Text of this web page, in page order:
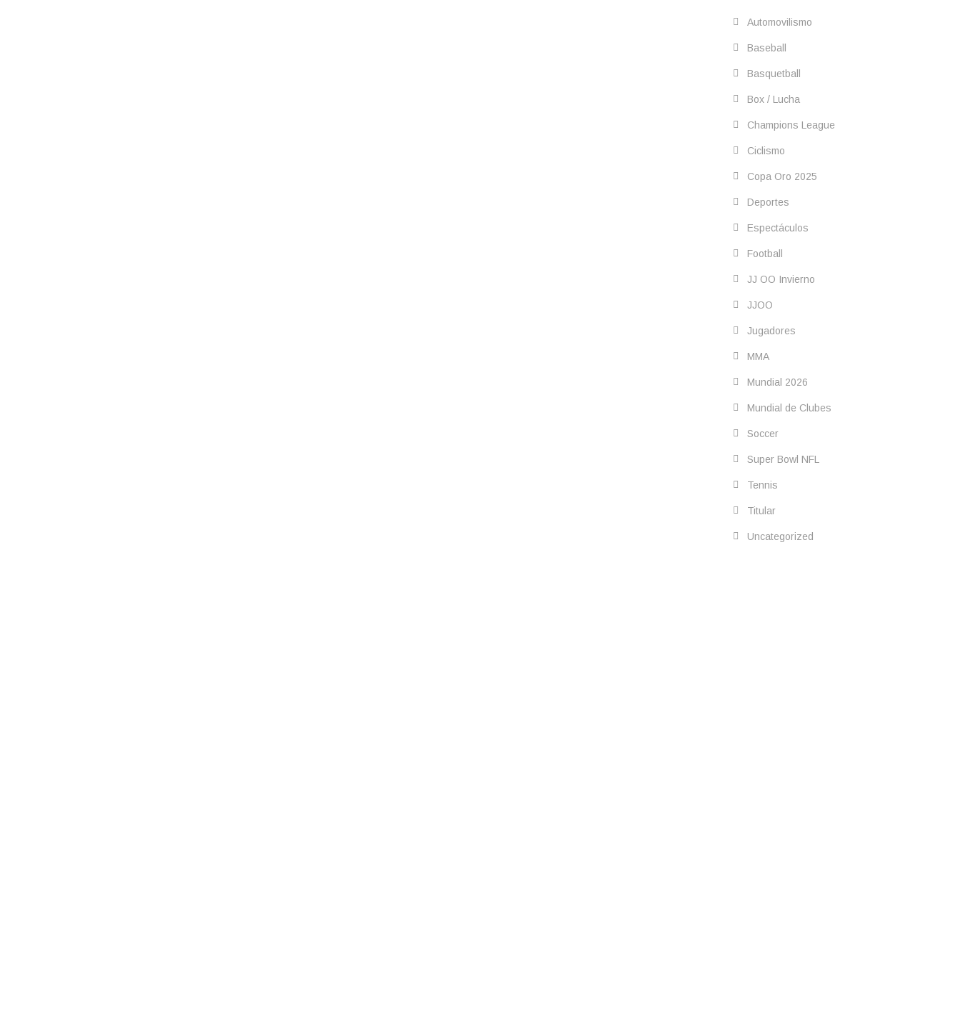
Automovilismo
Baseball
Basquetball
Box / Lucha
Champions League
Ciclismo
Copa Oro 2025
Deportes
Espectáculos
Football
JJ OO Invierno
JJOO
Jugadores
MMA
Mundial 2026
Mundial de Clubes
Soccer
Super Bowl NFL
Tennis
Titular
Uncategorized